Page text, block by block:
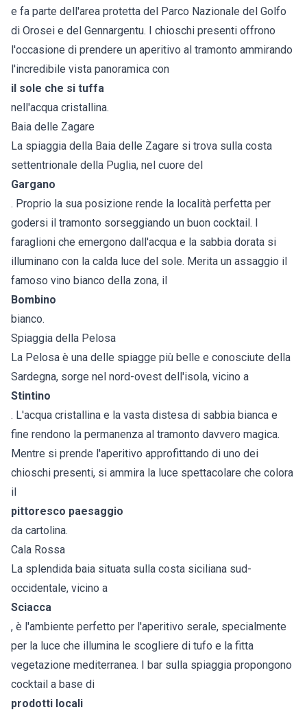
e fa parte dell'area protetta del Parco Nazionale del Golfo
di Orosei e del Gennargentu. I chioschi presenti offrono
l'occasione di prendere un aperitivo al tramonto ammirando
l'incredibile vista panoramica con
il sole che si tuffa
nell'acqua cristallina.
Baia delle Zagare
La spiaggia della Baia delle Zagare si trova sulla costa
settentrionale della Puglia, nel cuore del
Gargano
. Proprio la sua posizione rende la località perfetta per
godersi il tramonto sorseggiando un buon cocktail. I
faraglioni che emergono dall'acqua e la sabbia dorata si
illuminano con la calda luce del sole. Merita un assaggio il
famoso vino bianco della zona, il
Bombino
bianco.
Spiaggia della Pelosa
La Pelosa è una delle spiagge più belle e conosciute della
Sardegna, sorge nel nord-ovest dell'isola, vicino a
Stintino
. L'acqua cristallina e la vasta distesa di sabbia bianca e
fine rendono la permanenza al tramonto davvero magica.
Mentre si prende l'aperitivo approfittando di uno dei
chioschi presenti, si ammira la luce spettacolare che colora
il
pittoresco paesaggio
da cartolina.
Cala Rossa
La splendida baia situata sulla costa siciliana sud-
occidentale, vicino a
Sciacca
, è l'ambiente perfetto per l'aperitivo serale, specialmente
per la luce che illumina le scogliere di tufo e la fitta
vegetazione mediterranea. I bar sulla spiaggia propongono
cocktail a base di
prodotti locali